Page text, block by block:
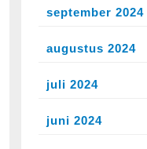
september 2024
augustus 2024
juli 2024
juni 2024